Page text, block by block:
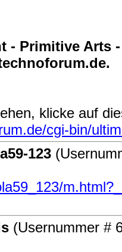
- Primitive Arts
klicke auf
cgi-bin/
123
(Usernummer #